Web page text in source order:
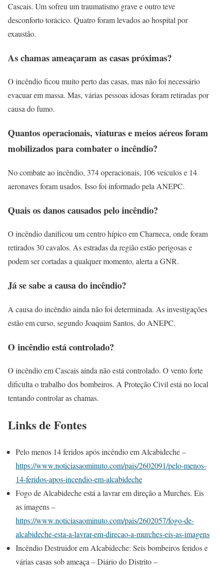
Cascais. Um sofreu um traumatismo grave e outro teve
desconforto torácico. Quatro foram levados ao hospital por
exaustão.
As chamas ameaçaram as casas próximas?
O incêndio ficou muito perto das casas, mas não foi necessário
evacuar em massa. Mas, várias pessoas idosas foram retiradas por
causa do fumo.
Quantos operacionais, viaturas e meios aéreos foram
mobilizados para combater o incêndio?
No combate ao incêndio, 374 operacionais, 106 veículos e 14
aeronaves foram usados. Isso foi informado pela ANEPC.
Quais os danos causados pelo incêndio?
O incêndio danificou um centro hípico em Charneca, onde foram
retirados 30 cavalos. As estradas da região estão perigosas e
podem ser cortadas a qualquer momento, alerta a GNR.
Já se sabe a causa do incêndio?
A causa do incêndio ainda não foi determinada. As investigações
estão em curso, segundo Joaquim Santos, do ANEPC.
O incêndio está controlado?
O incêndio em Cascais ainda não está controlado. O vento forte
dificulta o trabalho dos bombeiros. A Proteção Civil está no local
tentando controlar as chamas.
Links de Fontes
Pelo menos 14 feridos após incêndio em Alcabideche –
https://www.noticiasaominuto.com/pais/2602091/pelo-menos-
14-feridos-apos-incendio-em-alcabideche
Fogo de Alcabideche está a lavrar em direção a Murches. Eis
as imagens –
https://www.noticiasaominuto.com/pais/2602057/fogo-de-
alcabideche-esta-a-lavrar-em-direcao-a-murches-eis-as-imagens
Incêndio Destruidor em Alcabideche: Seis bombeiros feridos e
várias casas sob ameaça – Diário do Distrito –